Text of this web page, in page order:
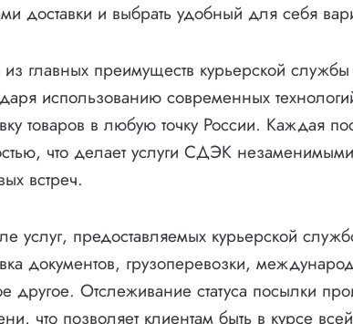
доставки и выбрать удобный для себя
главных преимуществ курьерской
использованию современных
товаров в любую точку России. Каждая
что делает услуги СДЭК
встреч.
услуг, предоставляемых курьерской
документов, грузоперевозки,
другое. Отслеживание статуса посылки
что позволяет клиентам быть в курсе